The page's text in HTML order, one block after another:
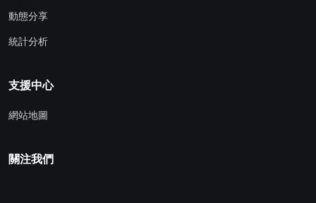
動態分享
統計分析
支援中心
網站地圖
關注我們